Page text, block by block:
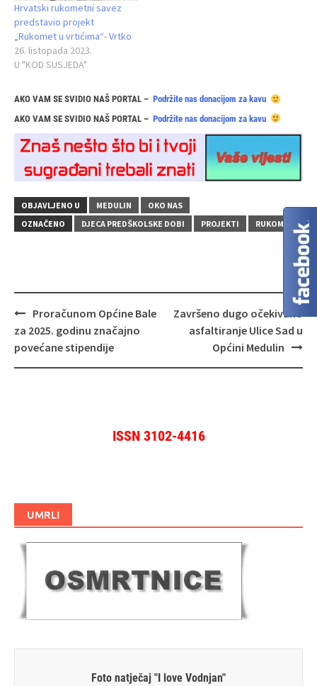
Hrvatski rukometni savez
predstavio projekt
„Rukomet u vrtićima“- Vrtko
26. listopada 2023.
U "KOD SUSJEDA"
AKO VAM SE SVIDIO NAŠ PORTAL – Podržite nas donacijom za kavu
AKO VAM SE SVIDIO NAŠ PORTAL – Podržite nas donacijom za kavu
OBJAVLJENO U MEDULIN
OKO NAS
OZNAČENO
DJECA PREDŠKOLSKE DOBI PROJEKTI RUKOMET
Navigacija
objava
Proračunom Općine Bale
za 2025. godinu značajno
povećane stipendije
Završeno dugo očekivano
asfaltiranje Ulice Sad u
Općini Medulin
ISSN 3102-4416
UMRLI
Foto natječaj "I love Vodnjan"